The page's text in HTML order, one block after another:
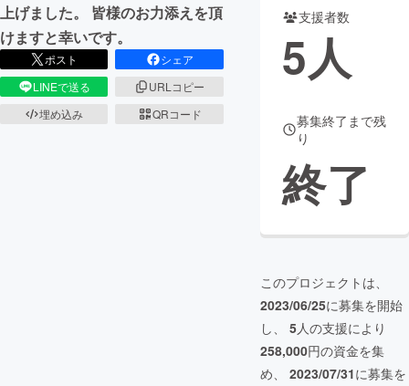
上げました。 皆様のお力添えを頂
けますと幸いです。
ポスト
シェア
LINEで送る
URLコピー
埋め込み
QRコード
支援者数
5人
募集終了まで残
り
終了
このプロジェクトは、
2023/06/25に募集を開始
し、 5人の支援により
258,000円の資金を集
め、 2023/07/31に募集を